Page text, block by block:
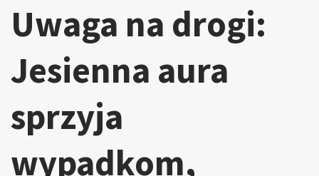
Uwaga na drogi:
Jesienna aura
sprzyja
wypadkom,